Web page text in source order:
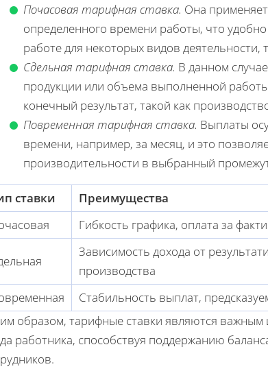
Почасовая тарифная ставка. Она
определенного времени работы, что
работе для некоторых видов деятельности,
Сдельная тарифная ставка. В данном
продукции или объема выполненной
конечный результат, такой как
Повременная тарифная ставка. Выплаты
времени, например, за месяц, и это
производительности в выбранный
ставки
Преимущества
Гибкость графика, оплата за
Зависимость дохода от
производства
Стабильность выплат,
образом, тарифные ставки являются
работника, способствуя поддержанию